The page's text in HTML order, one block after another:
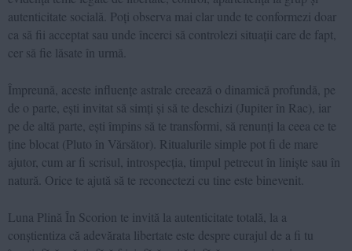
autenticitate socială. Poți observa mai clar unde te conformezi doar
ca să fii acceptat sau unde încerci să controlezi situații care de fapt,
cer să fie lăsate în urmă.
Împreună, aceste influențe astrale creează o dinamică profundă, pe
de o parte, ești invitat să simți și să te deschizi (Jupiter în Rac), iar
pe de altă parte, ești împins să te transformi, să renunți la ceea ce te
ține blocat (Pluto în Vărsător). Ritualurile simple pot fi de mare
ajutor, cum ar fi scrisul, introspecția, timpul petrecut în liniște sau în
natură. Orice te ajută să te reconectezi cu tine este binevenit.
Luna Plină În Scorion te invită la autenticitate totală, la a
conștientiza că adevărata libertate este despre curajul de a fi tu